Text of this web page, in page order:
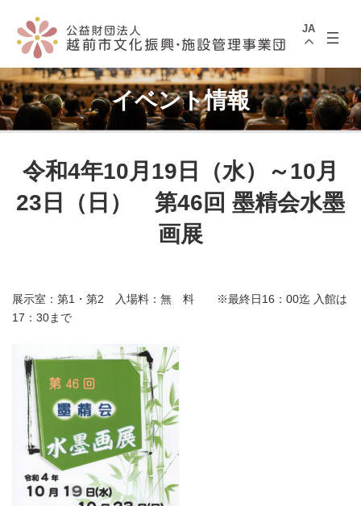
へ
ス
キ
ッ
プ
ョ
ン
に
移
動
JA
イベント情報
令和4年10月19日（水）～10月
23日（日） 第46回 墨精会水墨
画展
展示室：第1・第2 入場料：無 料 ※最終日16：00迄 入館は
17：30まで